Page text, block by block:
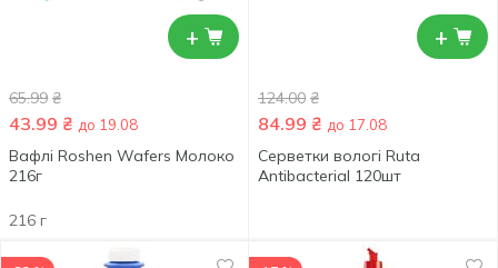
+
65.99 ₴
43.99 ₴ до 19.08
Вафлі Roshen Wafers Молоко
216г
216 г
+
124.00 ₴
84.99 ₴ до 17.08
Серветки вологі Ruta
Antibacterial 120шт